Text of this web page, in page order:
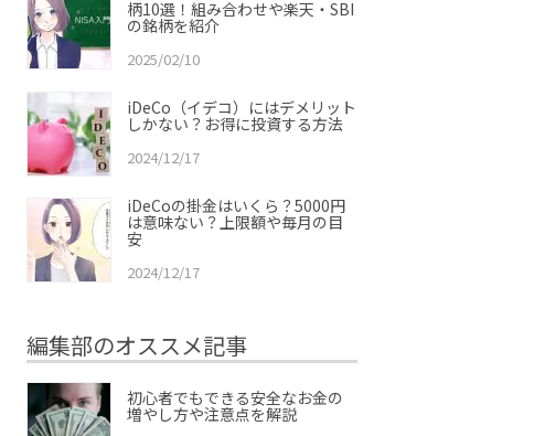
柄10選！組み合わせや楽天・SBI
の銘柄を紹介
2025/02/10
iDeCo（イデコ）にはデメリット
しかない？お得に投資する方法
2024/12/17
iDeCoの掛金はいくら？5000円
は意味ない？上限額や毎月の目
安
2024/12/17
編集部のオススメ記事
初心者でもできる安全なお金の
増やし方や注意点を解説